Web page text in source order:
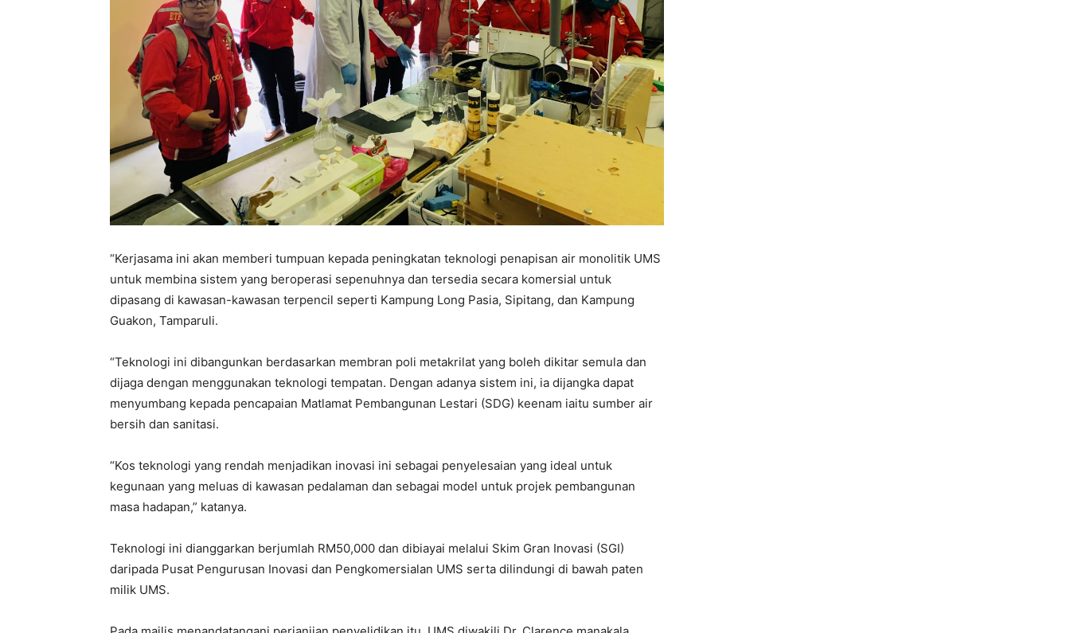
“Kerjasama ini akan memberi tumpuan kepada peningkatan teknologi penapisan air monolitik UMS
untuk membina sistem yang beroperasi sepenuhnya dan tersedia secara komersial untuk
dipasang di kawasan-kawasan terpencil seperti Kampung Long Pasia, Sipitang, dan Kampung
Guakon, Tamparuli.
“Teknologi ini dibangunkan berdasarkan membran poli metakrilat yang boleh dikitar semula dan
dijaga dengan menggunakan teknologi tempatan. Dengan adanya sistem ini, ia dijangka dapat
menyumbang kepada pencapaian Matlamat Pembangunan Lestari (SDG) keenam iaitu sumber air
bersih dan sanitasi.
“Kos teknologi yang rendah menjadikan inovasi ini sebagai penyelesaian yang ideal untuk
kegunaan yang meluas di kawasan pedalaman dan sebagai model untuk projek pembangunan
masa hadapan,” katanya.
Teknologi ini dianggarkan berjumlah RM50,000 dan dibiayai melalui Skim Gran Inovasi (SGI)
daripada Pusat Pengurusan Inovasi dan Pengkomersialan UMS serta dilindungi di bawah paten
milik UMS.